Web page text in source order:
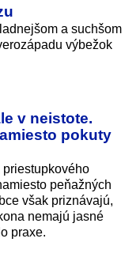
a suchšom
výbežok
v neistote.
pokuty
priestupkového
peňažných
však priznávajú,
nemajú jasné
praxe.